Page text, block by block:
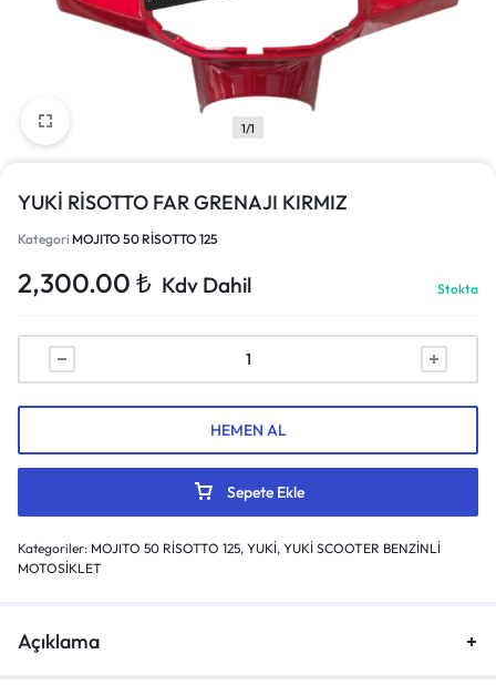
1/1
YUKİ RİSOTTO FAR GRENAJI KIRMIZ
Kategori MOJITO 50 RİSOTTO 125
2,300.00 ₺ Kdv Dahil Stokta
Sepete Ekle
HEMEN AL
Kategoriler: MOJITO 50 RİSOTTO 125, YUKİ, YUKİ SCOOTER BENZİNLİ
MOTOSİKLET
Açıklama